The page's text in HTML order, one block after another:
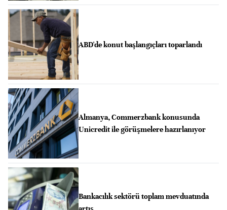
ABD'de konut başlangıçları toparlandı
Almanya, Commerzbank konusunda
Unicredit ile görüşmelere hazırlanıyor
Bankacılık sektörü toplam mevduatında